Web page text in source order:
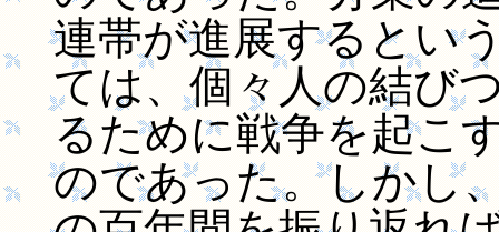
連帯が進展するとい
ては、個々人の結び
るために戦争を起こ
のであった。しかし